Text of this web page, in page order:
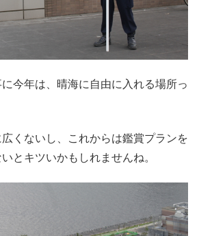
今年は、晴海に自由に入れる場所っ
くないし、これからは鑑賞プランを
とキツいかもしれませんね。